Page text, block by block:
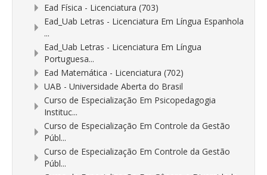
Ead Física - Licenciatura (703)
Ead_Uab Letras - Licenciatura Em Língua Espanhola
...
Ead_Uab Letras - Licenciatura Em Língua
Portuguesa...
Ead Matemática - Licenciatura (702)
UAB - Universidade Aberta do Brasil
Curso de Especialização Em Psicopedagogia
Instituc...
Curso de Especialização Em Controle da Gestão
Públ...
Curso de Especialização Em Controle da Gestão
Públ...